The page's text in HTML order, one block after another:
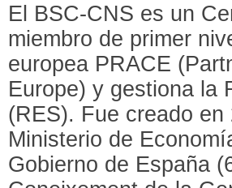
El BSC-CNS es un
miembro de primer
europea PRACE
Europe) y gestiona la
(RES). Fue creado
Ministerio de
Gobierno de España